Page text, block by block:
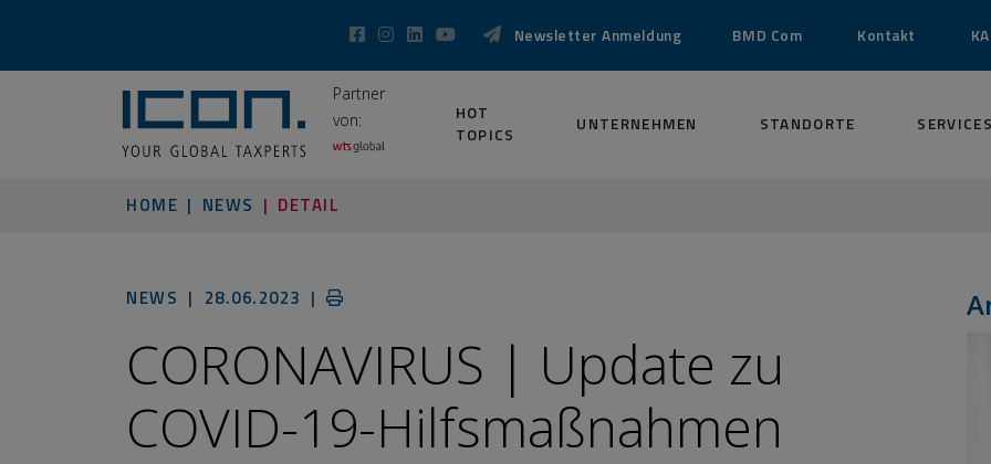
Newsletter Anmeldung BMD Com Kontakt
Partner
von:
HOT
TOPICS
UNTERNEHMEN STANDORTE
HOME NEWS DETAIL
NEWS | 28.06.2023 |
CORONAVIRUS | Update zu
COVID-19-Hilfsmaßnahmen